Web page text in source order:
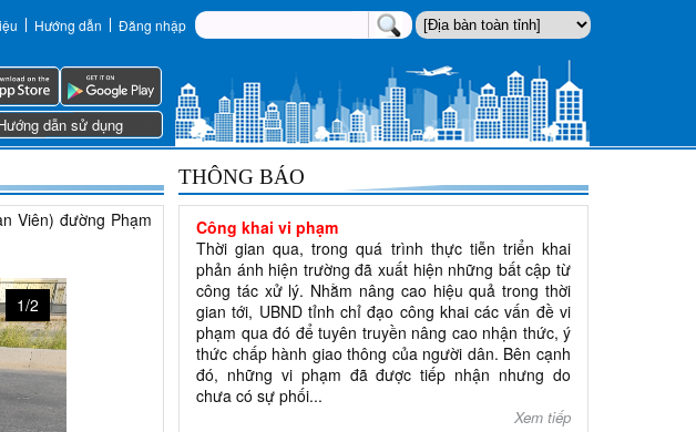
Hướng dẫn Đăng nhập
dẫn sử dụng
Viên) đường Phạm
1/2
THÔNG BÁO
Công khai vi phạm
Thời gian qua, trong quá trình thực tiễn triển khai
phản ánh hiện trường đã xuất hiện những bất cập từ
công tác xử lý. Nhằm nâng cao hiệu quả trong thời
gian tới, UBND tỉnh chỉ đạo công khai các vấn đề vi
phạm qua đó để tuyên truyền nâng cao nhận thức, ý
thức chấp hành giao thông của người dân. Bên cạnh
đó, những vi phạm đã được tiếp nhận nhưng do
chưa có sự phối...
Xem tiếp